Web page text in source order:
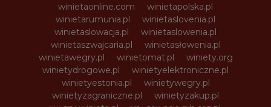
winietaonline.com
winietapolska.pl
winietarumunia.pl
winietaslovenia.pl
winietaslowacja.pl
winietaslowenia.pl
winietaszwajcaria.pl
winietasłowenia.pl
winietawegry.pl
winietomat.pl
winiety.org
winietydrogowe.pl
winietyelektroniczne.pl
winietyestonia.pl
winietywegry.pl
winietyzagraniczne.pl
winietyzakup.pl